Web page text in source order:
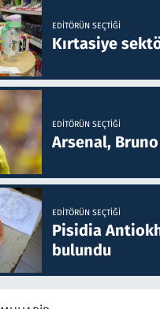
EDITÖRÜN SEÇTIĞI
Kırtasiye
EDITÖRÜN SEÇTIĞI
Arsenal,
EDITÖRÜN SEÇTIĞI
Pisidia
bulundu